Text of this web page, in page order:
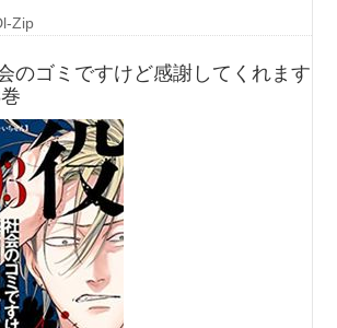
Zip
のゴミですけど感謝してくれます